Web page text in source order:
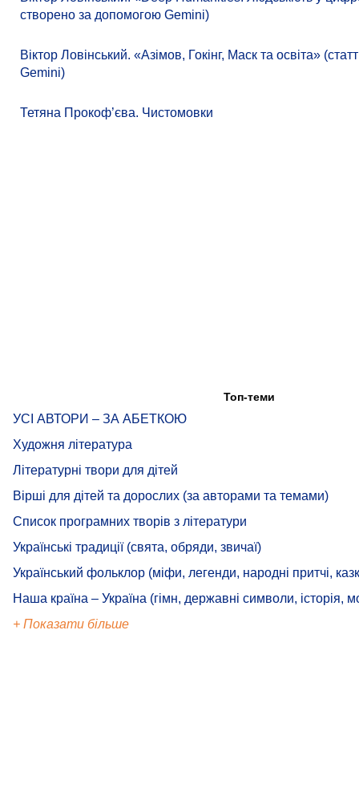
створено за допомогою Gemini)
Віктор Ловінський. «Азімов, Гокінг, Маск та освіта»
Gemini)
Тетяна Прокоф’єва. Чистомовки
Топ-теми
УСІ АВТОРИ – ЗА АБЕТКОЮ
Художня література
Літературні твори для дітей
Вірші для дітей та дорослих (за авторами та темами)
Список програмних творів з літератури
Українські традиції (свята, обряди, звичаї)
Український фольклор (міфи, легенди, народні притчі,
Наша країна – Україна (гімн, державні символи, історія,
+ Показати більше